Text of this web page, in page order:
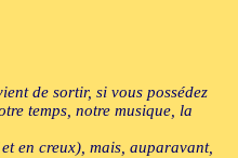
de sortir, si vous possédez
temps, notre musique, la
en creux), mais, auparavant,